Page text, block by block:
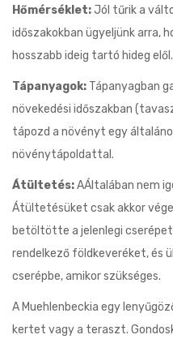
Hőmérséklet:Jól tűrik a
időszakokban ügyeljünk arra,
hosszabb ideig tartó hideg elől.
Tápanyagok: Tápanyagban
növekedési időszakban
tápozd a növényt egy
növénytápoldattal.
Átültetés:AÁltalában nem
Átültetésüket csak akkor
betöltötte a jelenlegi
rendelkező földkeveréket, és
cserépbe, amikor szükséges.
A Muehlenbeckia egy
kertet vagy a teraszt.